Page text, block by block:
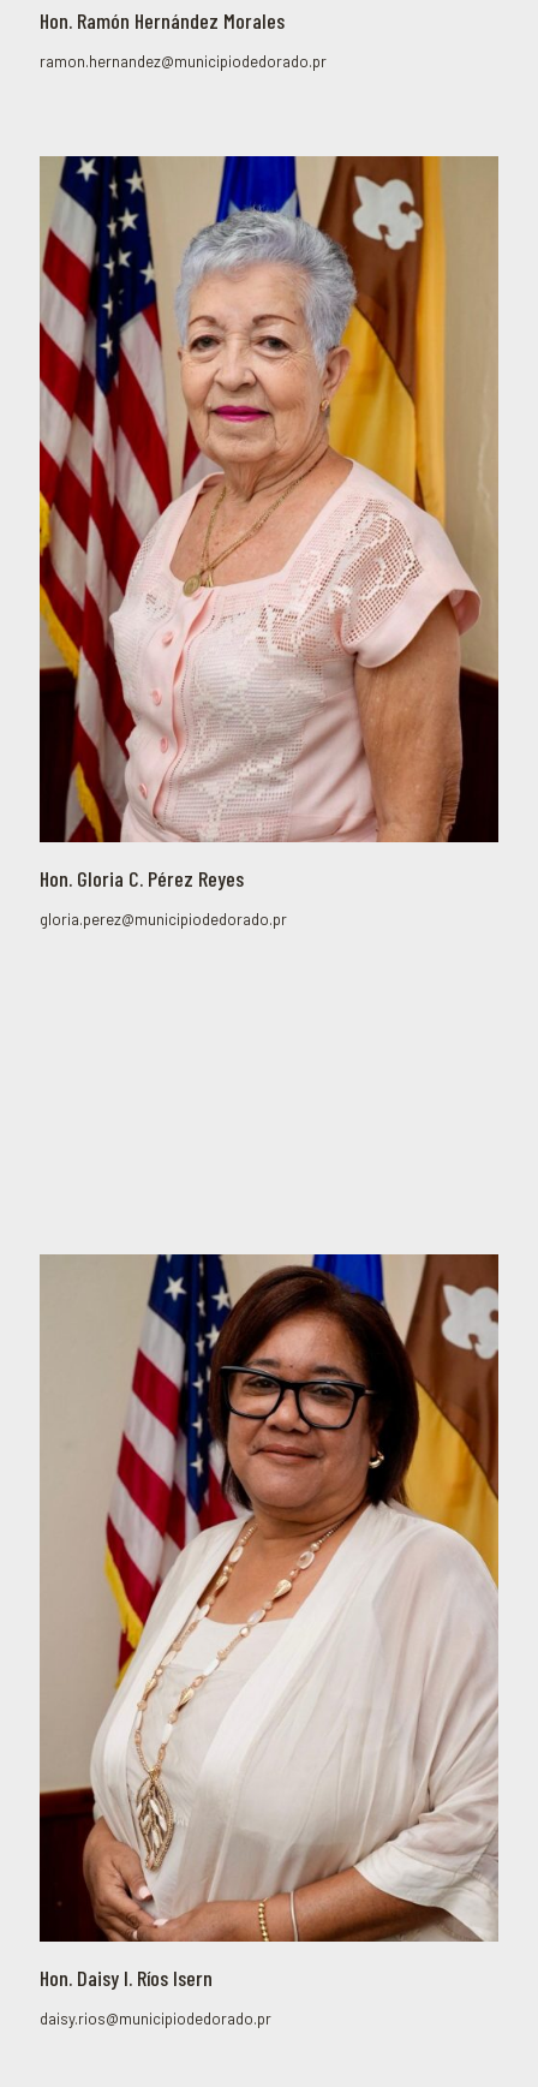
Hon. Ramón Hernández Morales
ramon.hernandez@municipiodedorado.pr
Hon. Gloria C. Pérez Reyes
gloria.perez@municipiodedorado.pr
Hon. Daisy I. Ríos Isern
daisy.rios@municipiodedorado.pr